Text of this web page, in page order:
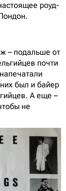
роуд-
– подальше от
почти
был и байер
А еще –
не